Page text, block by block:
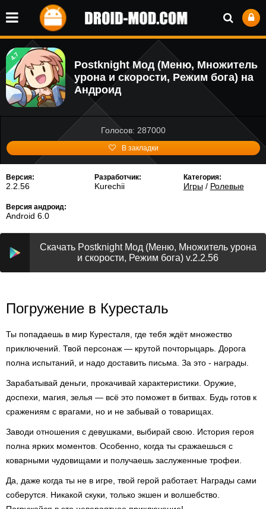
4.7
Postknight Мод (Меню, Множитель
урона и скорости, Режим бога) на
Андроид
Голосов: 287000
В закладки
Версия:
2.2.56
Разработчик:
Kurechii
Категория:
Игры/ Ролевые
Версия андроид:
Android 6.0
Скачать Postknight Мод (Меню, Множитель урона
и скорости, Режим бога) v.2.2.56
Погружение в Куресталь
Ты попадаешь в мир Куресталя, где тебя ждёт множество
приключений. Твой персонаж — крутой почторыцарь. Дорога
полна испытаний, и надо доставить письма. За это - награды.
Зарабатывай деньги, прокачивай характеристики. Оружие,
доспехи, магия, зелья — всё это поможет в битвах. Будь готов к
сражениям с врагами, но и не забывай о товарищах.
Заводи отношения с девушками, выбирай свою. История героя
полна ярких моментов. Особенно, когда ты сражаешься с
коварными чудовищами и получаешь заслуженные трофеи.
Да, даже когда ты не в игре, твой герой работает. Награды сами
соберутся. Никакой скуки, только экшен и волшебство.